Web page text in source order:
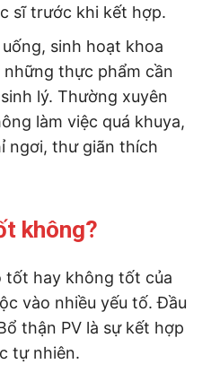
sĩ trước khi kết hợp.
sinh hoạt khoa
những thực phẩm cần
lý. Thường xuyên
làm việc quá khuya,
ngơi, thư giãn thích
không?
tốt hay không tốt của
vào nhiều yếu tố. Đầu
thận PV là sự kết hợp
tự nhiên.